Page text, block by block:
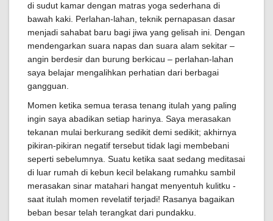
di sudut kamar dengan matras yoga sederhana di
bawah kaki. Perlahan-lahan, teknik pernapasan dasar
menjadi sahabat baru bagi jiwa yang gelisah ini. Dengan
mendengarkan suara napas dan suara alam sekitar –
angin berdesir dan burung berkicau – perlahan-lahan
saya belajar mengalihkan perhatian dari berbagai
gangguan.
Momen ketika semua terasa tenang itulah yang paling
ingin saya abadikan setiap harinya. Saya merasakan
tekanan mulai berkurang sedikit demi sedikit; akhirnya
pikiran-pikiran negatif tersebut tidak lagi membebani
seperti sebelumnya. Suatu ketika saat sedang meditasai
di luar rumah di kebun kecil belakang rumahku sambil
merasakan sinar matahari hangat menyentuh kulitku -
saat itulah momen revelatif terjadi! Rasanya bagaikan
beban besar telah terangkat dari pundakku.